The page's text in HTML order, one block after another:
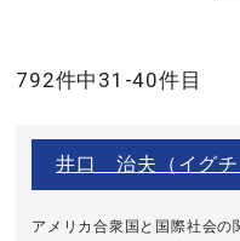
792件中31-40件目
井口 治夫（イグ
アメリカ合衆国と国際社会